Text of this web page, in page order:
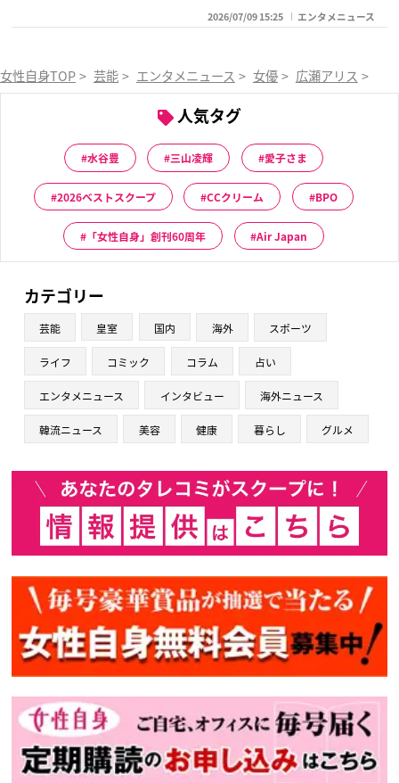
2026/07/09 15:25 エンタメニュース
女性自身TOP > 芸能 > エンタメニュース > 女優 > 広瀬アリス >
人気タグ
水谷豊 三山凌輝 愛子さま
2026ベストスクープ CCクリーム BPO
「女性自身」創刊60周年 Air Japan
カテゴリー
芸能 皇室 国内 海外 スポーツ
ライフ コミック コラム 占い
エンタメニュース インタビュー 海外ニュース
韓流ニュース 美容 健康 暮らし グルメ